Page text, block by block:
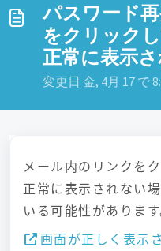
パスワード
をクリック
正常に表示さ
変更日 金, 4月 17 で
メール内のリンクを
正常に表示されない
いる可能性があります
画面が正しく表示